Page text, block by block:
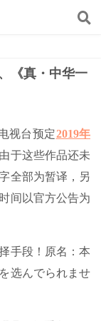
《真・中华一
视台预定2019年
于这些作品还未
全部为暂译，另
间以官方公告为
手段！原名：本
选んでられませ